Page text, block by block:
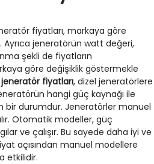
fiyatları, markaya göre
jeneratörün watt değeri,
şekli de fiyatların
göre değişiklik göstermekle
fiyatları, dizel jeneratörlere
hangi güç kaynağı ile
bir durumdur. Jeneratörler manuel
Otomatik modeller, güç
ve çalışır. Bu sayede daha iyi ve
açısından manuel modellere
etkilidir.